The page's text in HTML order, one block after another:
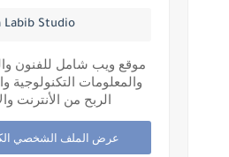
Labib Studio
موقع ويب شامل للفنون
والمعلومات التكنولوجية
الربح من الأنترنت
عرض الملف الشخصي